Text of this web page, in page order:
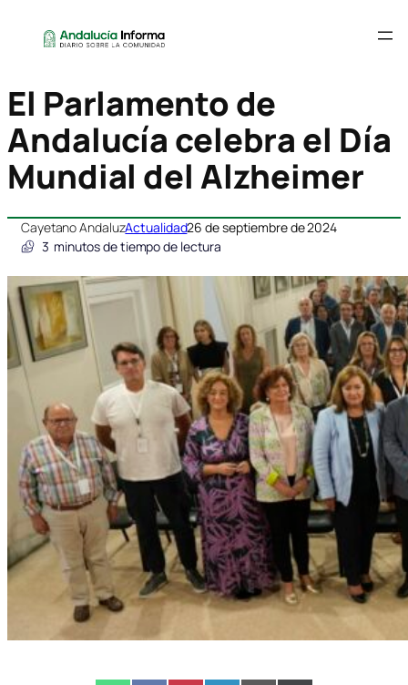
El Parlamento de
Andalucía celebra el Día
Mundial del Alzheimer
Cayetano AndaluzActualidad26 de septiembre de 2024
3 minutos de tiempo de lectura